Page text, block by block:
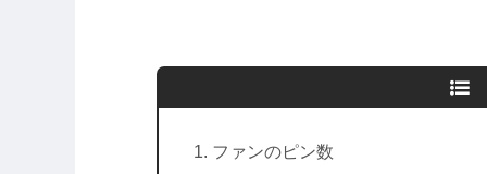
ファンのピン数